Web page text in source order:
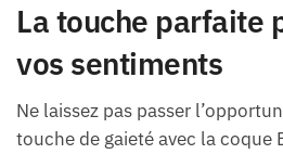
La touche parfaite
vos sentiments
Ne laissez pas passer
touche de gaieté avec la coque